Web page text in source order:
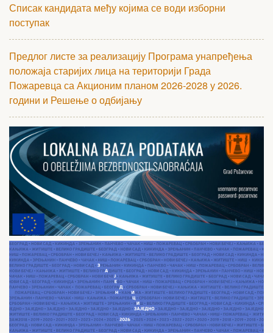
Списак кандидата међу којима се води изборни
поступак
Предлог листе за реализацију Програма унапређења
положаја старијих лица на територији Града
Пожаревца са Акционим планом 2026-2028 у 2026.
години и Решење о одбијању